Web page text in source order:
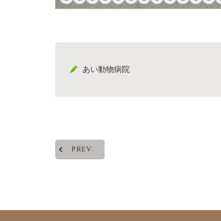
あい動物病院
PREV